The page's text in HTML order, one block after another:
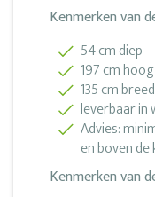
Kenmerken van
54 cm diep
197 cm hoog
135 cm breed
leverbaar in
Advies:
en boven
Kenmerken van